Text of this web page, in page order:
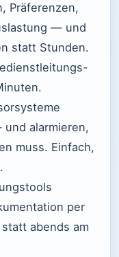
Präferenzen,
— und
statt Stunden.
alarmieren,
muss. Einfach,
per
abends am